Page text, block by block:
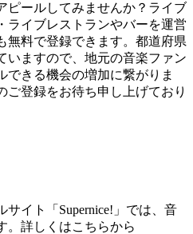
ピールしてみませんか？ライブ
ライブレストランやバーを運営
無料で登録できます。都道府県
いますので、地元の音楽ファン
できる機会の増加に繋がりま
ご登録をお待ち申し上げており
イト「Supernice!」では、音
。詳しくはこちらから